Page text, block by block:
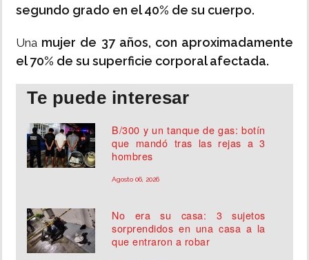
segundo grado en el 40% de su cuerpo.
Una mujer de 37 años, con aproximadamente
el 70% de su superficie corporal afectada.
Te puede interesar
B/300 y un tanque de gas: botín
que mandó tras las rejas a 3
hombres
Agosto 06, 2026
No era su casa: 3 sujetos
sorprendidos en una casa a la
que entraron a robar